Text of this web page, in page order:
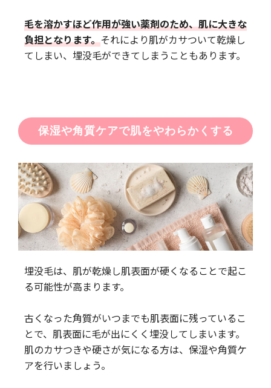
毛を溶かすほど作用が強い薬剤のため、肌に大きな
負担となります。それにより肌がカサついて乾燥し
てしまい、埋没毛ができてしまうこともあります。
保湿や角質ケアで肌をやわらかくする
埋没毛は、肌が乾燥し肌表面が硬くなることで起こ
る可能性が高まります。
古くなった角質がいつまでも肌表面に残っているこ
とで、肌表面に毛が出にくく埋没してしまいます。
肌のカサつきや硬さが気になる方は、保湿や角質ケ
アを行いましょう。